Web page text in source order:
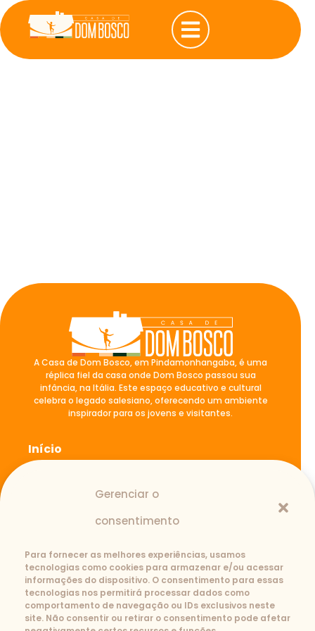
Gerenciar o
consentimento
Para fornecer as melhores experiências, usamos
tecnologias como cookies para armazenar e/ou acessar
informações do dispositivo. O consentimento para essas
tecnologias nos permitirá processar dados como
comportamento de navegação ou IDs exclusivos neste
site. Não consentir ou retirar o consentimento pode afetar
A Casa de Dom Bosco, em Pindamonhangaba, é uma
réplica fiel da casa onde Dom Bosco passou sua
infância, na Itália. Este espaço educativo e cultural
celebra o legado salesiano, oferecendo um ambiente
inspirador para os jovens e visitantes.
Início
A casa de Dom Bosco
Fale Conosco
Contato
(12) 3645-1110
3643-2239
casadedombosco@salesianos.com.br
Rua São João Bosco, 727-B. Santana -